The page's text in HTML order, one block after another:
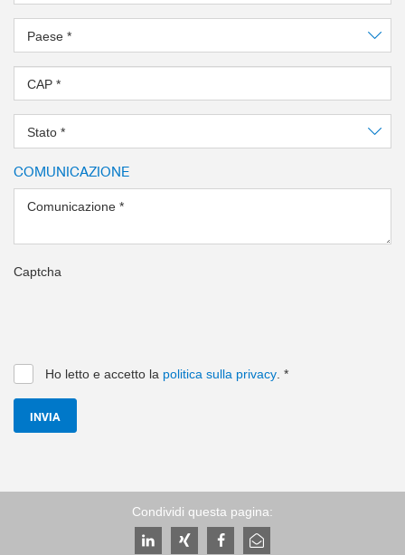
Paese *
CAP *
Stato *
COMUNICAZIONE
Comunicazione *
Captcha
Ho letto e accetto la politica sulla privacy *
INVIA
Condividi questa pagina: